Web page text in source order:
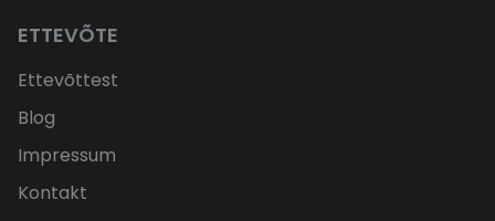
ETTEVÕTE
Ettevõttest
Blog
Impressum
Kontakt